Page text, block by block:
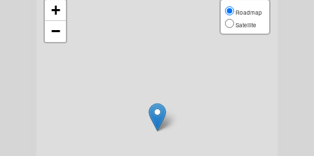
+
−
Roadmap
Satellite